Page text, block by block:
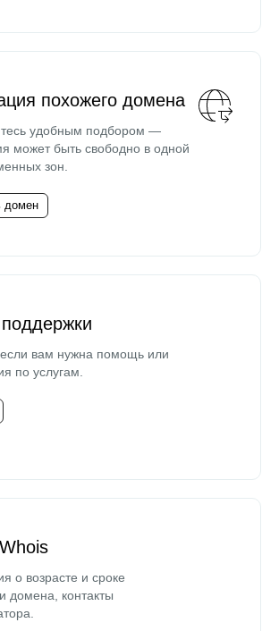
похожего домена
удобным подбором —
может быть свободно в одной
зон.
домен
вам нужна помощь или
по услугам.
о возрасте и сроке
домена, контакты